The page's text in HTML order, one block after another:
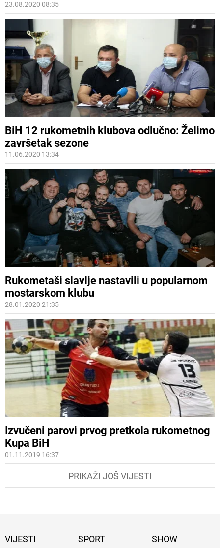
23.08.2020 08:35
BiH 12 rukometnih klubova odlučno: Želimo
završetak sezone
11.06.2020 13:34
Rukometaši slavlje nastavili u popularnom
mostarskom klubu
28.01.2020 21:35
Izvučeni parovi prvog pretkola rukometnog
Kupa BiH
01.11.2019 16:37
PRIKAŽI JOŠ VIJESTI
VIJESTI SPORT SHOW